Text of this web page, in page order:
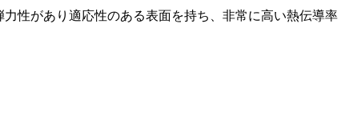
性があり適応性のある表面を持ち、非常に高い熱伝導率